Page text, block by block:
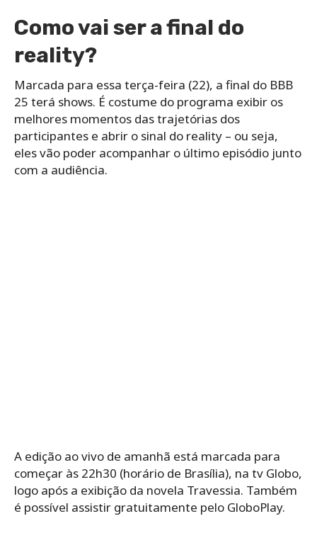
Como vai ser a final do
reality?
Marcada para essa terça-feira (22), a final do BBB
25 terá shows. É costume do programa exibir os
melhores momentos das trajetórias dos
participantes e abrir o sinal do reality – ou seja,
eles vão poder acompanhar o último episódio junto
com a audiência.
A edição ao vivo de amanhã está marcada para
começar às 22h30 (horário de Brasília), na tv Globo,
logo após a exibição da novela Travessia. Também
é possível assistir gratuitamente pelo GloboPlay.